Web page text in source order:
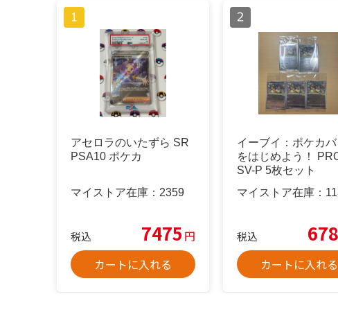
アセロラのいたずら SR
PSA10 ポケカ
マイストア在庫： 2359
税込 7475 円
カートに入れる
イーブイ：ポケカ
をはじめよう！
SV-P 5枚セット
マイストア在庫：
税込
カートに入れる